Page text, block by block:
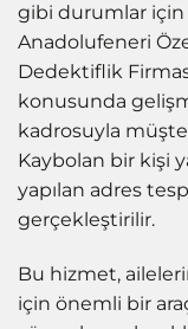
gibi durumlar
Anadolufeneri
Dedektiflik
konusunda
kadrosuyla
Kaybolan bir kişi
yapılan adres
gerçekleştirilir.
Bu hizmet,
için önemli bir